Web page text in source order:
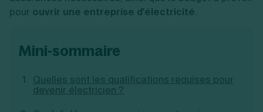
Toutes les modifications
Découvrez notre cabinet d'expertise
comptable LS Compta
Création d'EURL
Création de SAS
Création d'association
Aides à la création d’entreprise
pour ouvrir une entreprise d'électricité.
mini-sommaire
Quelles sont les qualifications requises pour
devenir électricien ?